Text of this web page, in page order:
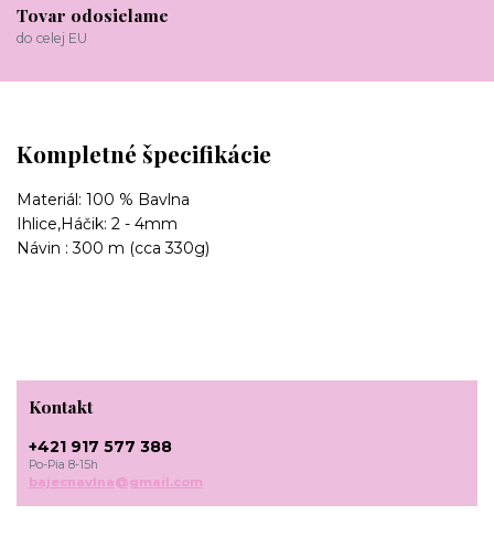
Tovar odosielame
do celej EU
Kompletné špecifikácie
Materiál: 100 % Bavlna
Ihlice,Háčik: 2 - 4mm
Návin : 300 m (cca 330g)
Kontakt
+421 917 577 388
Po-Pia 8-15h
bajecnavlna@gmail.com